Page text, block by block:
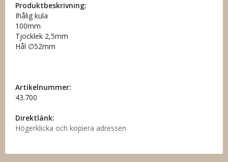
Produktbeskrivning:
Ihålig kula
100mm
Tjocklek 2,5mm
Hål ∅52mm
Artikelnummer:
43.700
Direktlänk:
Högerklicka och kopiera adressen